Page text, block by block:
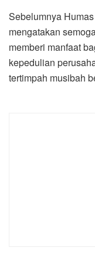
Sebelumnya
mengatakan
memberi manfaat
kepedulian
tertimpah musibah